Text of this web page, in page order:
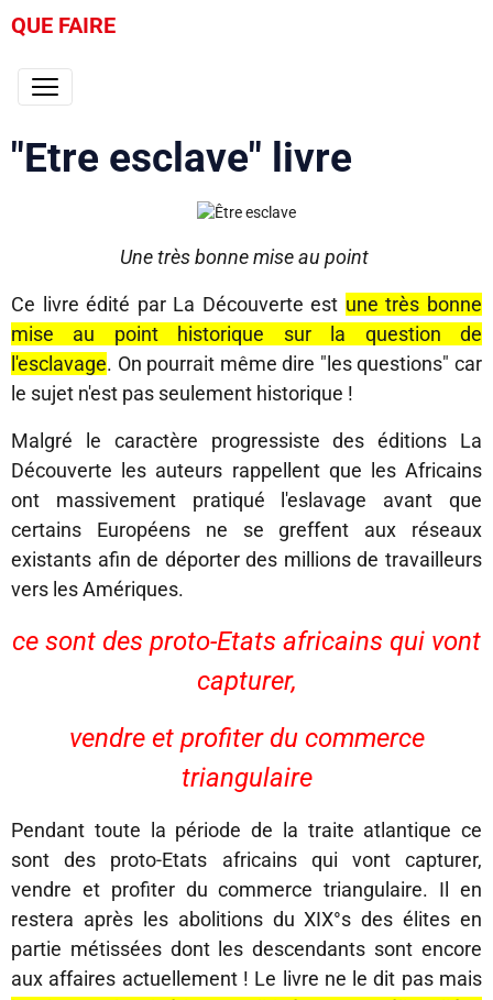
QUE FAIRE
"Etre esclave" livre
Une très bonne mise au point
Ce livre édité par La Découverte est une très bonne
mise au point historique sur la question de
l'esclavage. On pourrait même dire "les questions" car
le sujet n'est pas seulement historique !
Malgré le caractère progressiste des éditions La
Découverte les auteurs rappellent que les Africains
ont massivement pratiqué l'eslavage avant que
certains Européens ne se greffent aux réseaux
existants afin de déporter des millions de travailleurs
vers les Amériques.
ce sont des proto-Etats africains qui vont
capturer,
vendre et profiter du commerce
triangulaire
Pendant toute la période de la traite atlantique ce
sont des proto-Etats africains qui vont capturer,
vendre et profiter du commerce triangulaire. Il en
restera après les abolitions du XIX°s des élites en
partie métissées dont les descendants sont encore
aux affaires actuellement ! Le livre ne le dit pas mais